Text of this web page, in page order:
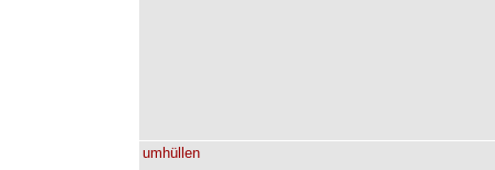
umhüllen